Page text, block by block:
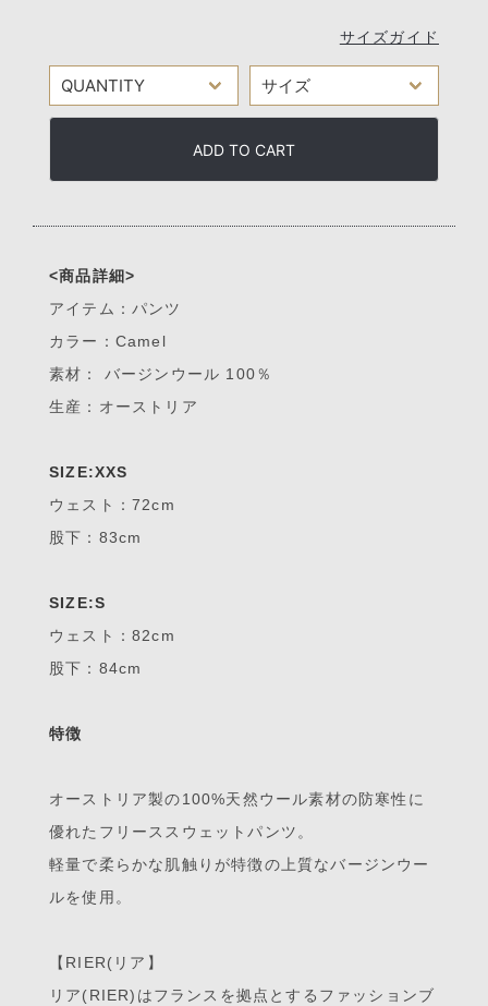
サイズガイド
ADD TO CART
<商品詳細>
アイテム：パンツ
カラー：Camel
素材： バージンウール 100％
生産：オーストリア
SIZE:XXS
ウェスト：72cm
股下：83cm
SIZE:S
ウェスト：82cm
股下：84cm
特徴
オーストリア製の100%天然ウール素材の防寒性に
優れたフリーススウェットパンツ。
軽量で柔らかな肌触りが特徴の上質なバージンウー
ルを使用。
【RIER(リア】
リア(RIER)はフランスを拠点とするファッションブ